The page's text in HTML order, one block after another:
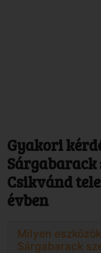
Gyakori
Sárgabarack
Csikvánd
évben
Milyen
Sárgabarack